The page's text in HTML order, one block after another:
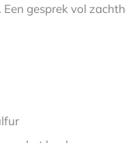
gesprek vol